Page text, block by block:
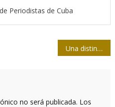
Periodistas de Cuba
Una distinción honorífica especial por muchas razones: La Félix Elmusa
no será publicada. Los